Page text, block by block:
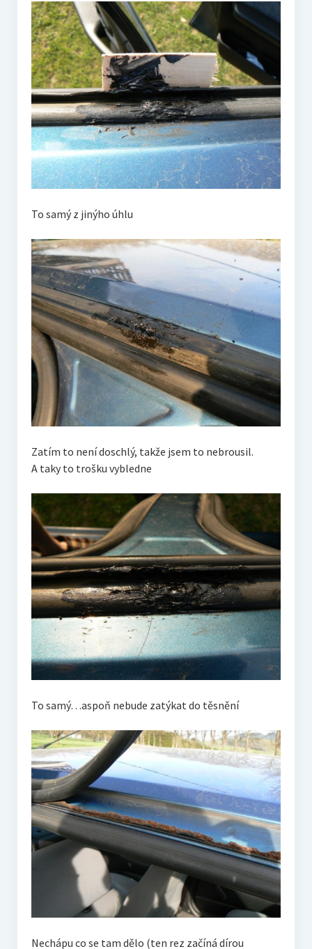
To samý z jinýho úhlu
Zatím to není doschlý, takže jsem to nebrousil.
A taky to trošku vybledne
To samý…aspoň nebude zatýkat do těsnění
Nechápu co se tam dělo (ten rez začíná dírou